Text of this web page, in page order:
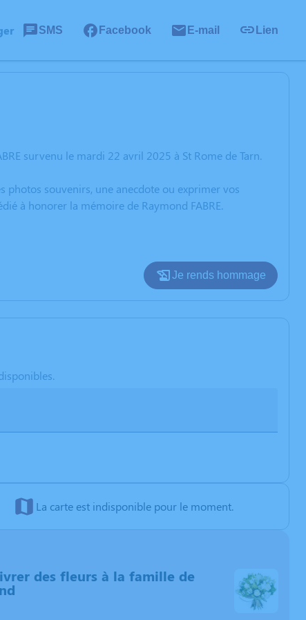
SMS Facebook E-mail Lien
survenu le mardi 22 avril 2025 à St Rome de Tarn.
photos souvenirs, une anecdote ou exprimer vos
à honorer la mémoire de Raymond FABRE.
Je rends hommage
La carte est indisponible pour le moment.
des fleurs à la famille de